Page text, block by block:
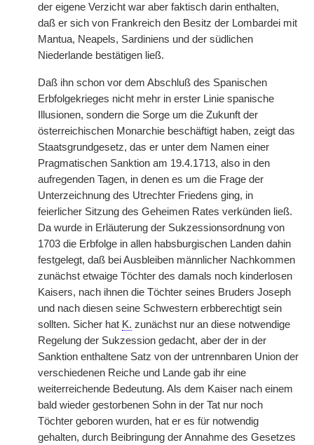
der eigene Verzicht war aber faktisch darin enthalten,
daß er sich von Frankreich den Besitz der Lombardei mit
Mantua, Neapels, Sardiniens und der südlichen
Niederlande bestätigen ließ.
Daß ihn schon vor dem Abschluß des Spanischen
Erbfolgekrieges nicht mehr in erster Linie spanische
Illusionen, sondern die Sorge um die Zukunft der
österreichischen Monarchie beschäftigt haben, zeigt das
Staatsgrundgesetz, das er unter dem Namen einer
Pragmatischen Sanktion am 19.4.1713, also in den
aufregenden Tagen, in denen es um die Frage der
Unterzeichnung des Utrechter Friedens ging, in
feierlicher Sitzung des Geheimen Rates verkünden ließ.
Da wurde in Erläuterung der Sukzessionsordnung von
1703 die Erbfolge in allen habsburgischen Landen dahin
festgelegt, daß bei Ausbleiben männlicher Nachkommen
zunächst etwaige Töchter des damals noch kinderlosen
Kaisers, nach ihnen die Töchter seines Bruders Joseph
und nach diesen seine Schwestern erbberechtigt sein
sollten. Sicher hat K. zunächst nur an diese notwendige
Regelung der Sukzession gedacht, aber der in der
Sanktion enthaltene Satz von der untrennbaren Union der
verschiedenen Reiche und Lande gab ihr eine
weiterreichende Bedeutung. Als dem Kaiser nach einem
bald wieder gestorbenen Sohn in der Tat nur noch
Töchter geboren wurden, hat er es für notwendig
gehalten, durch Beibringung der Annahme des Gesetzes